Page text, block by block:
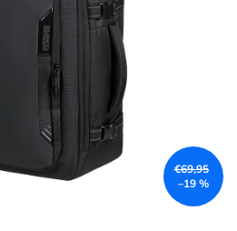
€69,95
–19 %